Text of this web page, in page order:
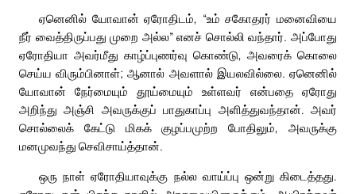
ஏனெனில் யோவான் ஏரோதிடம், “உம் சகோதரர் மனைவியை
நீர் வைத்திருப்பது முறை அல்ல” எனச் சொல்லி வந்தார். அப்போது
ஏரோதியா அவர்மீது காழ்ப்புணர்வு கொண்டு, அவரைக் கொலை
செய்ய விரும்பினாள்; ஆனால் அவளால் இயலவில்லை. ஏனெனில்
யோவான் நேர்மையும் தூய்மையும் உள்ளவர் என்பதை ஏரோது
அறிந்து அஞ்சி அவருக்குப் பாதுகாப்பு அளித்துவந்தான். அவர்
சொல்லைக் கேட்டு மிகக் குழப்பமுற்ற போதிலும், அவருக்கு
மனமுவந்து செவிசாய்த்தான்.
ஒரு நாள் ஏரோதியாவுக்கு நல்ல வாய்ப்பு ஒன்று கிடைத்தது.